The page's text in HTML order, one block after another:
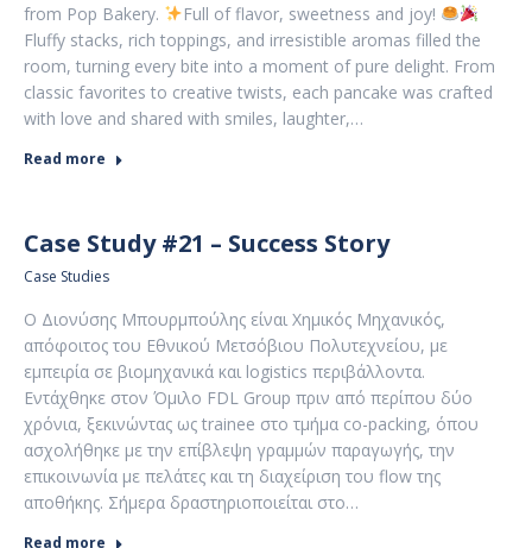
from Pop Bakery.
Full of flavor, sweetness and joy!
Fluffy stacks, rich toppings, and irresistible aromas filled the
room, turning every bite into a moment of pure delight. From
classic favorites to creative twists, each pancake was crafted
with love and shared with smiles, laughter,…
Read more
Case Study #21 – Success Story
Case Studies
Ο Διονύσης Μπουρμπούλης είναι Χημικός Μηχανικός,
απόφοιτος του Εθνικού Μετσόβιου Πολυτεχνείου, με
εμπειρία σε βιομηχανικά και logistics περιβάλλοντα.
Εντάχθηκε στον Όμιλο FDL Group πριν από περίπου δύο
χρόνια, ξεκινώντας ως trainee στο τμήμα co-packing, όπου
ασχολήθηκε με την επίβλεψη γραμμών παραγωγής, την
επικοινωνία με πελάτες και τη διαχείριση του flow της
αποθήκης. Σήμερα δραστηριοποιείται στο…
Read more